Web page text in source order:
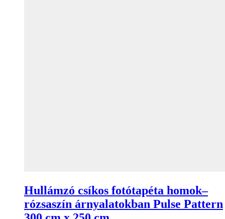
Hullámzó csíkos fotótapéta homok–
rózsaszín árnyalatokban Pulse Pattern